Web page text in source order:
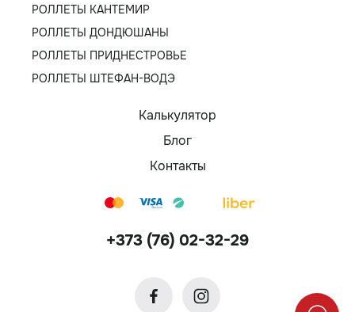
РОЛЛЕТЫ КАНТЕМИР
РОЛЛЕТЫ ДОНДЮШАНЫ
РОЛЛЕТЫ ПРИДНЕСТРОВЬЕ
РОЛЛЕТЫ ШТЕФАН-ВОДЭ
Калькулятор
Блог
Контакты
+373 (76) 02-32-29